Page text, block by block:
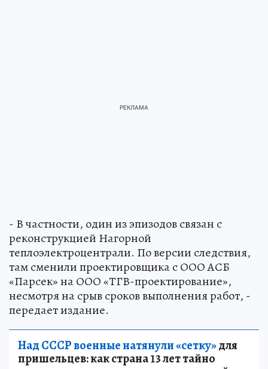
- В частности, один из эпизодов связан с
реконструкцией Нагорной
теплоэлектроцентрали. По версии следствия,
там сменили проектировщика с ООО АСБ
«Парсек» на ООО «ТГВ-проектирование»,
несмотря на срыв сроков выполнения работ, -
передает издание.
Над СССР военные натянули «сетку»для
пришельцев: как страна 13 лет тайно